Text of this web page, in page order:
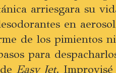
arriesgara su
en
de los pimientos
para
Easy Jet. Improvisé